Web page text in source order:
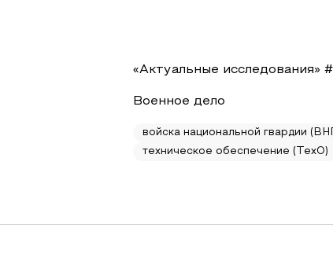
«Актуальные исследования»
Военное дело
войска национальной гвардии
техническое обеспечение (ТехО)